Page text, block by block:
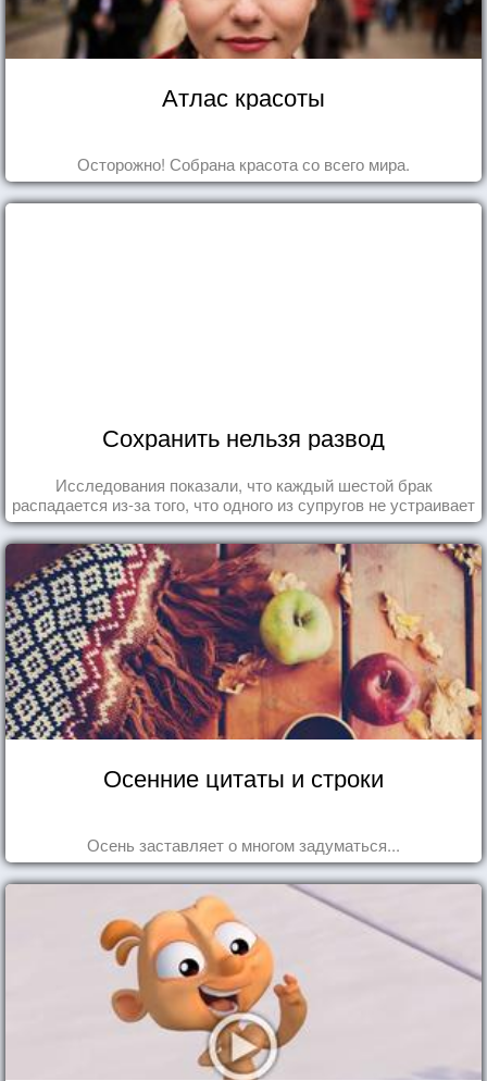
Атлас красоты
Осторожно! Собрана красота со всего мира.
Сохранить нельзя развод
Исследования показали, что каждый шестой брак
распадается из-за того, что одного из супругов не устраивает
та роль, которая выпала ему в семье.
Осенние цитаты и строки
Осень заставляет о многом задуматься...